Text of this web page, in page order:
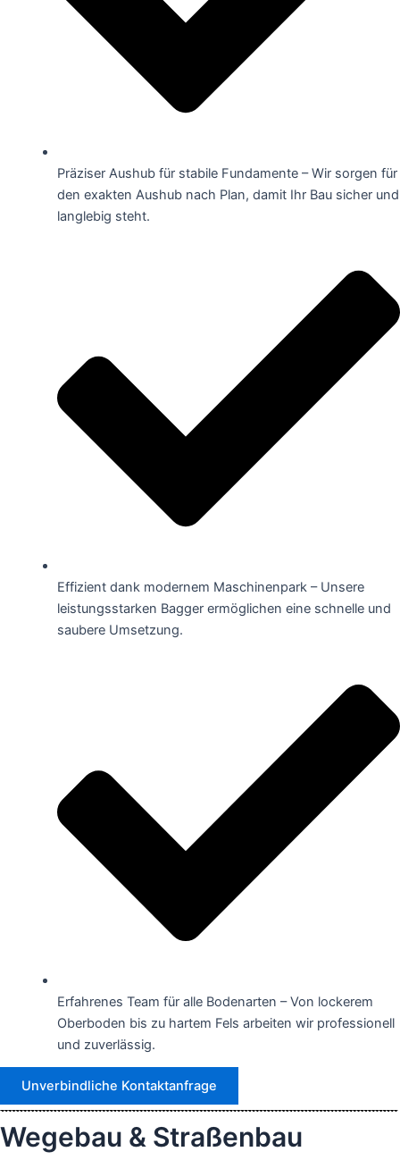
Präziser Aushub für stabile Fundamente – Wir sorgen für
den exakten Aushub nach Plan, damit Ihr Bau sicher und
langlebig steht.
Effizient dank modernem Maschinenpark – Unsere
leistungsstarken Bagger ermöglichen eine schnelle und
saubere Umsetzung.
Erfahrenes Team für alle Bodenarten – Von lockerem
Oberboden bis zu hartem Fels arbeiten wir professionell
und zuverlässig.
Unverbindliche Kontaktanfrage
Wegebau & Straßenbau